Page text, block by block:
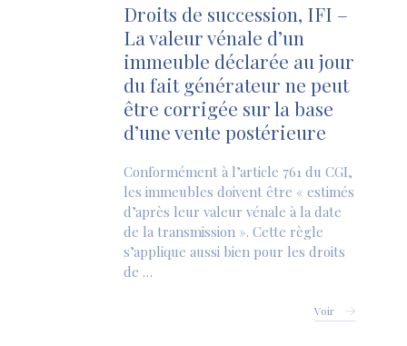
Droits de succession, IFI –
La valeur vénale d’un
immeuble déclarée au jour
du fait générateur ne peut
être corrigée sur la base
d’une vente postérieure
Conformément à l’article 761 du CGI,
les immeubles doivent être « estimés
d’après leur valeur vénale à la date
de la transmission ». Cette règle
s’applique aussi bien pour les droits
de …
Voir